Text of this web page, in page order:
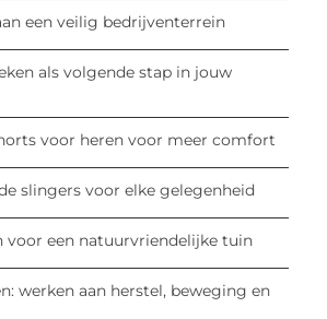
een veilig bedrijventerrein
als volgende stap in jouw
voor heren voor meer comfort
slingers voor elke gelegenheid
voor een natuurvriendelijke tuin
werken aan herstel, beweging en